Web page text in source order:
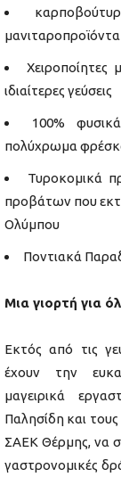
μανιταροπροϊόντα
Χειροποίητες
ιδιαίτερες γεύσεις
100%
πολύχρωμα
Τυροκομικά
προβάτων που
Ολύμπου
Ποντιακά
Μια γιορτή για
Εκτός από τις
έχουν την
μαγειρικά
Παλησίδη και
ΣΑΕΚ Θέρμης, να
γαστρονομικές